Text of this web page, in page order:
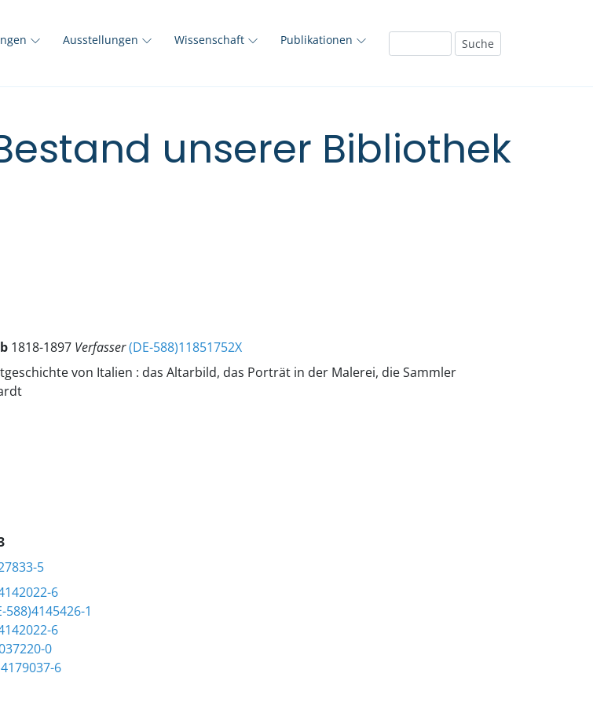
Ausstellungen Wissenschaft Publikationen
unserer Bibliothek
1818-1897 Verfasser(DE-588)11851752X
von Italien : das Altarbild, das Porträt in der Malerei, die Sammler
5
6
588)4145426-1
6
0
6